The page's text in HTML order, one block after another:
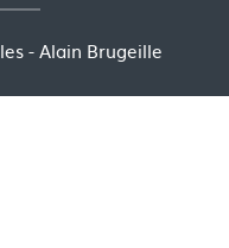
- Alain Brugeille